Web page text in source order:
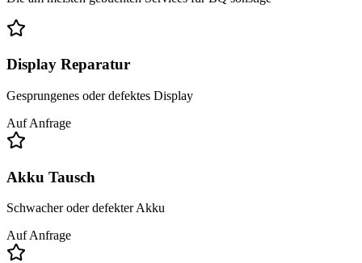
Display Reparatur
Gesprungenes oder defektes Display
Auf Anfrage
Akku Tausch
Schwacher oder defekter Akku
Auf Anfrage